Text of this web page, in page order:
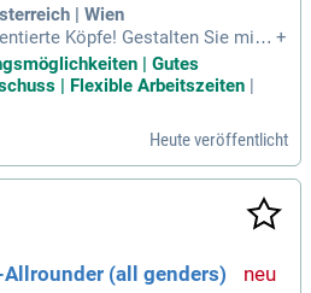
machen dich zum idealen Kandi
| Wien
Köpfe! Gestalten Sie mit u
und liefern Sie wertvolle, o
Gesellschaft und W
führenden, unabhängigen Ins
+
| Gutes
| Flexible Arbeitszeiten
Heute veröffentlicht
(all genders)